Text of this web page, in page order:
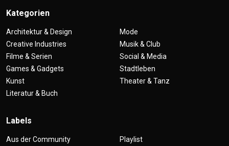
Kategorien
Architektur & Design
Creative Industries
Filme & Serien
Games & Gadgets
Kunst
Literatur & Buch
Mode
Musik & Club
Social & Media
Stadtleben
Theater & Tanz
Labels
Aus der Community Playlist